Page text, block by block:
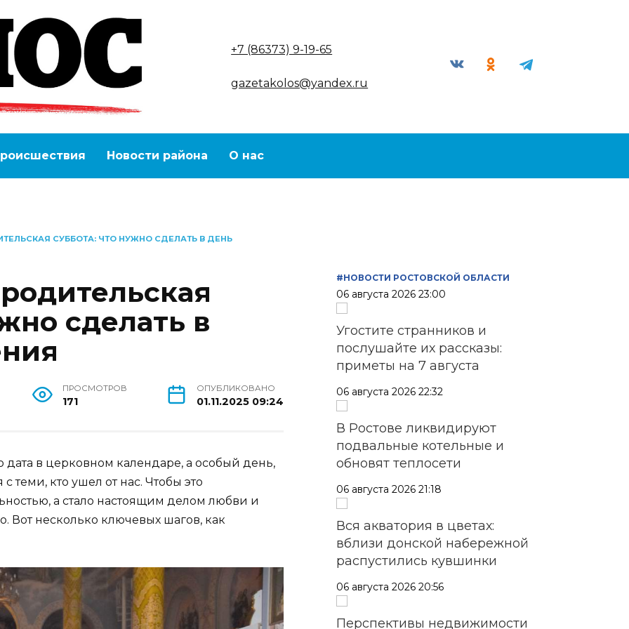
+7 (86373) 9-19-65
gazetakolos@yandex.ru
Новости района О нас
СУББОТА: ЧТО НУЖНО СДЕЛАТЬ В ДЕНЬ
сделать в
ПРОСМОТРОВ
171
ОПУБЛИКОВАНО
01.11.2025 09:24
дата в церковном календаре, а особый день,
теми, кто ушел от нас. Чтобы это
а стало настоящим делом любви и
Вот несколько ключевых шагов, как
#НОВОСТИ РОСТОВСКОЙ ОБЛАСТИ
06 августа 2026 23:00
Угостите странников и
послушайте их рассказы:
приметы на 7 августа
06 августа 2026 22:32
В Ростове ликвидируют
подвальные котельные и
обновят теплосети
06 августа 2026 21:18
Вся акватория в цветах:
вблизи донской набережной
распустились кувшинки
06 августа 2026 20:56
Перспективы недвижимости